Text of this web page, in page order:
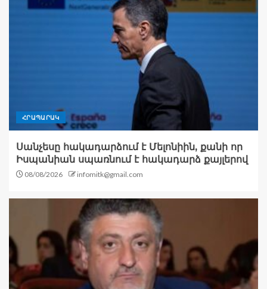
ՀՐԱՊԱՐԱԿ
Սանչեսը հակադարձում է Մելոնիին, քանի որ
Իսպանիան սպառնում է հակադարձ քայլերով
08/08/2026 infomitk@gmail.com